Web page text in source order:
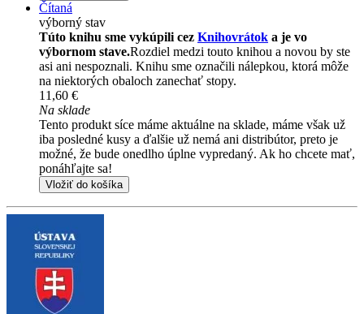
Čítaná
výborný stav
Túto knihu sme vykúpili cez Knihovrátok a je vo
výbornom stave.Rozdiel medzi touto knihou a novou by ste
asi ani nespoznali. Knihu sme označili nálepkou, ktorá môže
na niektorých obaloch zanechať stopy.
11,60 €
Na sklade
Tento produkt síce máme aktuálne na sklade, máme však už
iba posledné kusy a ďalšie už nemá ani distribútor, preto je
možné, že bude onedlho úplne vypredaný. Ak ho chcete mať,
ponáhľajte sa!
Vložiť do košíka